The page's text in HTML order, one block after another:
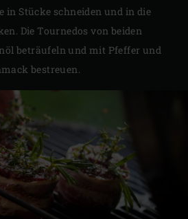
in Stücke schneiden und in die
Die Tournedos von beiden
beträufeln und mit Pfeffer und
bestreuen.